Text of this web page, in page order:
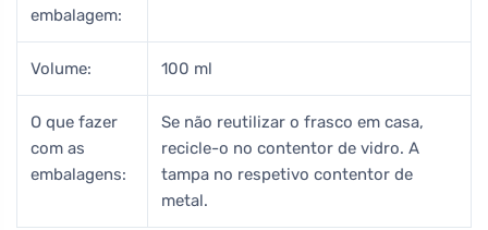
embalagem:
Volume: 100 ml
O que fazer
com as
embalagens:
Se não reutilizar o frasco em casa,
recicle-o no contentor de vidro. A
tampa no respetivo contentor de
metal.